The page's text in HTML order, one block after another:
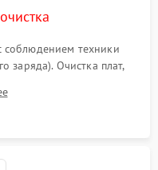
соблюдением техники
заряда). Очистка плат,
и замыканий.